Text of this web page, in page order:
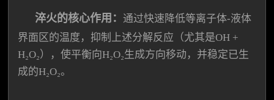
淬火的核心作用：通过快速降低等离子体-液体
界面区的温度，抑制上述分解反应（尤其是OH +
H₂O₂），使平衡向H₂O₂生成方向移动，并稳定已生
成的H₂O₂。